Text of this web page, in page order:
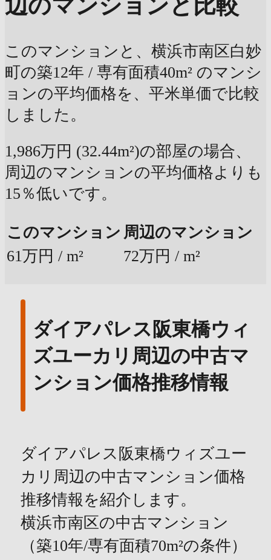
辺のマンションと比較
このマンションと、横浜市南区白妙
町の築12年 / 専有面積40m² のマンシ
ョンの平均価格を、平米単価で比較
しました。
1,986万円 (32.44m²)の部屋の場合、
周辺のマンションの平均価格よりも
15％低いです。
このマンション 周辺のマンション
61万円 / m²
72万円 / m²
ダイアパレス阪東橋ウィ
ズユーカリ周辺の中古マ
ンション価格推移情報
ダイアパレス阪東橋ウィズユー
カリ周辺の中古マンション価格
推移情報を紹介します。
横浜市南区の中古マンション
（築10年/専有面積70m²の条件）